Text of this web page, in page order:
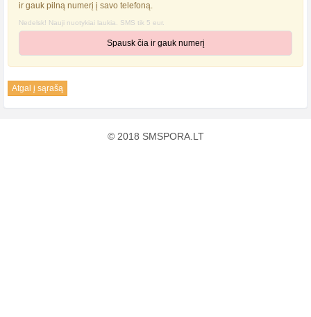
ir gauk pilną numerį į savo telefoną.
Nedelsk! Nauji nuotykiai laukia. SMS tik 5 eur.
Spausk čia ir gauk numerį
Atgal į sąrašą
© 2018 SMSPORA.LT